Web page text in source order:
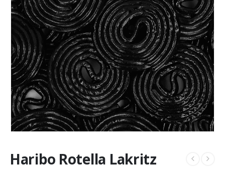
Haribo Rotella Lakritz